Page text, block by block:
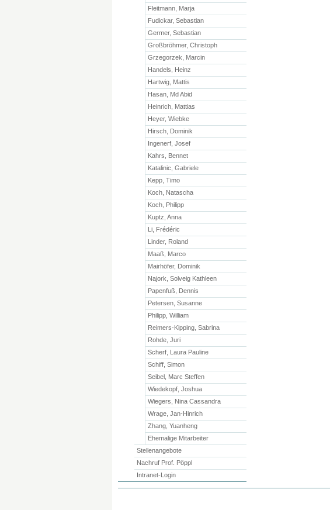
Fleitmann, Marja
Fudickar, Sebastian
Germer, Sebastian
Großbröhmer, Christoph
Grzegorzek, Marcin
Handels, Heinz
Hartwig, Mattis
Hasan, Md Abid
Heinrich, Mattias
Heyer, Wiebke
Hirsch, Dominik
Ingenerf, Josef
Kahrs, Bennet
Katalinic, Gabriele
Kepp, Timo
Koch, Natascha
Koch, Philipp
Kuptz, Anna
Li, Frédéric
Linder, Roland
Maaß, Marco
Mairhöfer, Dominik
Najork, Solveig Kathleen
Papenfuß, Dennis
Petersen, Susanne
Philipp, William
Reimers-Kipping, Sabrina
Rohde, Juri
Scherf, Laura Pauline
Schiff, Simon
Seibel, Marc Steffen
Wiedekopf, Joshua
Wiegers, Nina Cassandra
Wrage, Jan-Hinrich
Zhang, Yuanheng
Ehemalige Mitarbeiter
Stellenangebote
Nachruf Prof. Pöppl
Intranet-Login